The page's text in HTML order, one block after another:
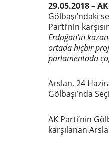
29.05.2018 –
Gölbaşı’ndaki
Parti’nin
Erdoğan’ın
ortada hiçbir
parlamentoda
Arslan, 24
Gölbaşı’nda
AK Parti’nin
karşılanan